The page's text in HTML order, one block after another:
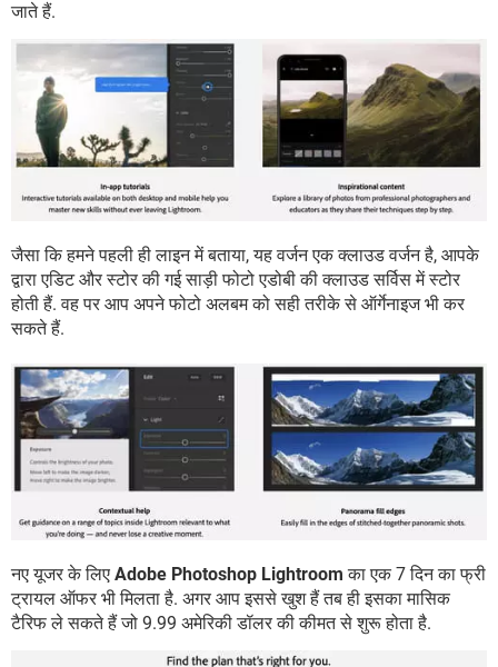
जाते हैं.
जैसा कि हमने पहली ही लाइन में बताया, यह वर्जन एक क्लाउड वर्जन है, आपके
द्वारा एडिट और स्टोर की गई साड़ी फोटो एडोबी की क्लाउड सर्विस में स्टोर
होती हैं. वह पर आप अपने फोटो अलबम को सही तरीके से ऑर्गेनाइज भी कर
सकते हैं.
नए यूजर के लिए Adobe Photoshop Lightroom का एक 7 दिन का फ्री
ट्रायल ऑफर भी मिलता है. अगर आप इससे खुश हैं तब ही इसका मासिक
टैरिफ ले सकते हैं जो 9.99 अमेरिकी डॉलर की कीमत से शुरू होता है.